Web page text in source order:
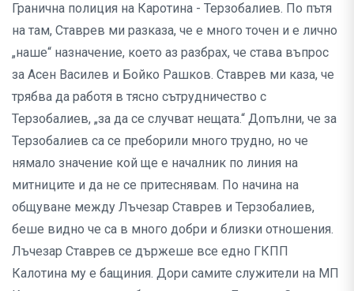
Гранична полиция на Каротина - Терзобалиев. По пътя
на там, Ставрев ми разказа, че е много точен и е лично
„наше“ назначение, което аз разбрах, че става въпрос
за Асен Василев и Бойко Рашков. Ставрев ми каза, че
трябва да работя в тясно сътрудничество с
Терзобалиев, „за да се случват нещата.“ Допълни, че за
Терзобалиев са се преборили много трудно, но че
нямало значение кой ще е началник по линия на
митниците и да не се притеснявам. По начина на
общуване между Лъчезар Ставрев и Терзобалиев,
беше видно че са в много добри и близки отношения.
Лъчезар Ставрев се държеше все едно ГКПП
Калотина му е бащиния. Дори самите служители на МП